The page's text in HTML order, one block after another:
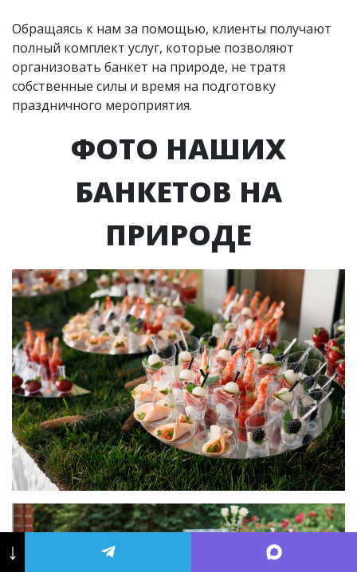
Обращаясь к нам за помощью, клиенты получают
полный комплект услуг, которые позволяют
организовать банкет на природе, не тратя
собственные силы и время на подготовку
праздничного мероприятия.
ФОТО НАШИХ
БАНКЕТОВ НА
ПРИРОДЕ
↓